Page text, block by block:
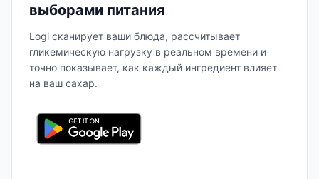
выборами питания
Logi сканирует ваши блюда, рассчитывает
гликемическую нагрузку в реальном времени и
точно показывает, как каждый ингредиент влияет
на ваш сахар.